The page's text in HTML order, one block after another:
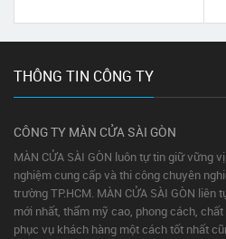
THÔNG TIN CÔNG TY
CÔNG TY MÀN CỬA SÀI GÒN
MÀN CỬA SÀI GÒN luôn tự tin giữ vững
nghiệm cung cấp và thi công chuyên
trường TP.HCM. MÀN CỬA SÀI GÒN
mới nhất, thẩm mỹ cao, phong cách,
phục vụ khách hàng một cách tốt nhất